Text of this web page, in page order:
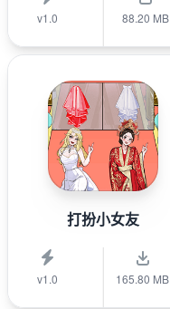
v1.0 88.20 MB
打扮小女友
v1.0 165.80 MB